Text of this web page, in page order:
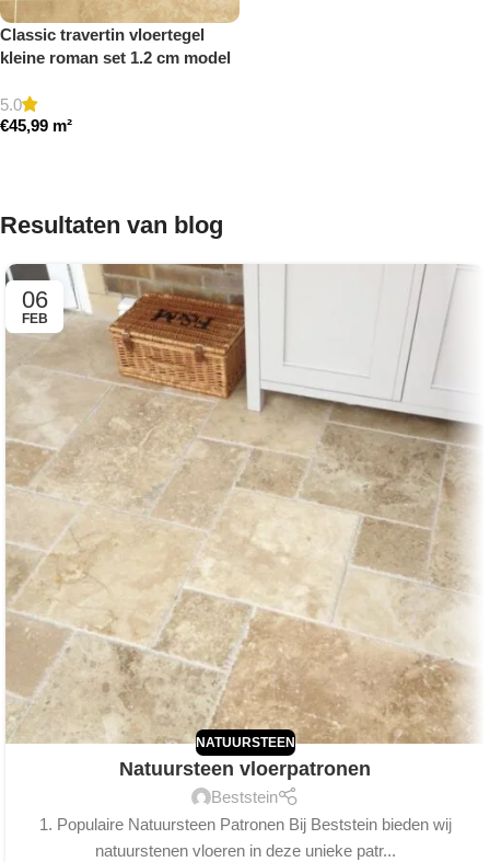
Classic travertin vloertegel
kleine roman set 1.2 cm model
5.0
€45,99 m²
Resultaten van blog
06
FEB
NATUURSTEEN
Natuursteen vloerpatronen
Beststein
1. Populaire Natuursteen Patronen Bij Beststein bieden wij
natuurstenen vloeren in deze unieke patr...